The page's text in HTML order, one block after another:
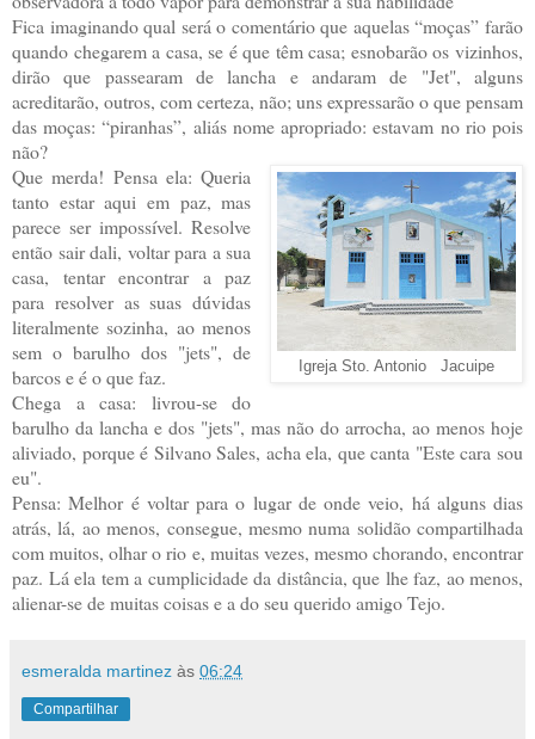
Fica imaginando qual será o comentário que aquelas “moças” farão
quando chegarem a casa, se é que têm casa; esnobarão os vizinhos,
dirão que passearam de lancha e andaram de "Jet", alguns
acreditarão, outros, com certeza, não; uns expressarão o que pensam
das moças: “piranhas”, aliás nome apropriado: estavam no rio pois
não?
Igreja Sto. Antonio Jacuipe
Que merda! Pensa ela: Queria
tanto estar aqui em paz, mas
parece ser impossível. Resolve
então sair dali, voltar para a sua
casa, tentar encontrar a paz
para resolver as suas dúvidas
literalmente sozinha, ao menos
sem o barulho dos "jets", de
barcos e é o que faz.
Chega a casa: livrou-se do
barulho da lancha e dos "jets", mas não do arrocha, ao menos hoje
aliviado, porque é Silvano Sales, acha ela, que canta "Este cara sou
eu".
Pensa: Melhor é voltar para o lugar de onde veio, há alguns dias
atrás, lá, ao menos, consegue, mesmo numa solidão compartilhada
com muitos, olhar o rio e, muitas vezes, mesmo chorando, encontrar
paz. Lá ela tem a cumplicidade da distância, que lhe faz, ao menos,
alienar-se de muitas coisas e a do seu querido amigo Tejo.
esmeralda martinez às 06:24
Compartilhar